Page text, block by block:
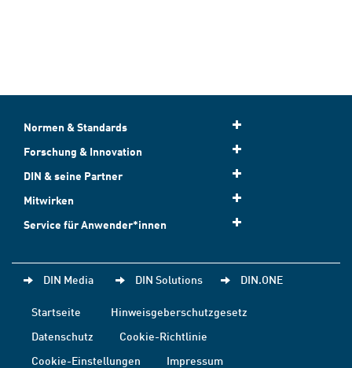
Normen & Standards
Forschung & Innovation
DIN & seine Partner
Mitwirken
Service für Anwender*innen
DIN Media DIN Solutions DIN.ONE
Startseite
Hinweisgeberschutzgesetz
Datenschutz
Cookie-Richtlinie
Cookie-Einstellungen
Impressum